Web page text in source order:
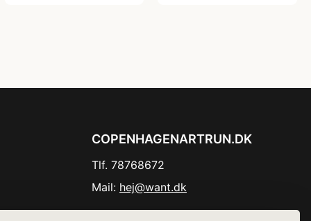
COPENHAGENARTRUN.DK
Tlf. 78768672
Mail: hej@want.dk